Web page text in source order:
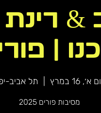
&
פורים
א׳, 16 במרץ תל אביב-
מסיבות פורים 2025